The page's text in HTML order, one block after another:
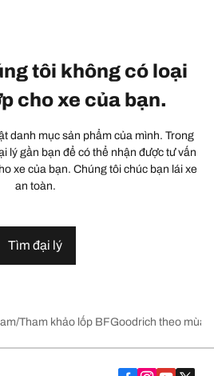
tôi không có loại
cho xe của bạn.
danh mục sản phẩm của mình. Trong
lý gần bạn để có thể nhận được tư vấn
xe của bạn. Chúng tôi chúc bạn lái xe
an toàn.
Tìm đại lý
Tham khảo lốp BFGoodrich theo